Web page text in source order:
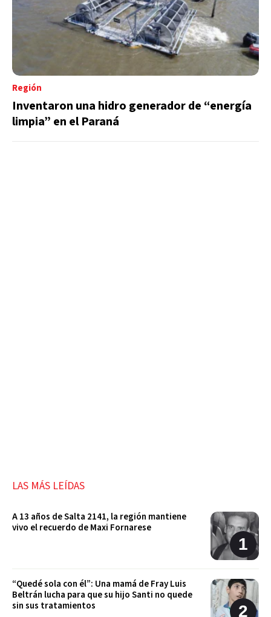
Región
Inventaron una hidro generador de “energía
limpia” en el Paraná
LAS MÁS LEÍDAS
A 13 años de Salta 2141, la región mantiene
vivo el recuerdo de Maxi Fornarese
“Quedé sola con él”: Una mamá de Fray Luis
Beltrán lucha para que su hijo Santi no quede
sin sus tratamientos